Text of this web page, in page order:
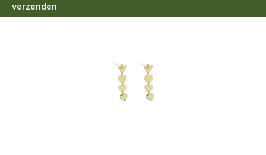
verzenden